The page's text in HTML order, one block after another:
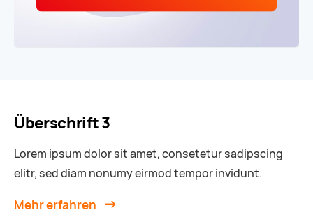
Überschrift 3
Lorem ipsum dolor sit amet, consetetur sadipscing
elitr, sed diam nonumy eirmod tempor invidunt.
Mehr erfahren